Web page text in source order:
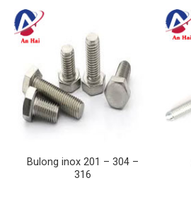
Bulong inox 201 – 304 –
316